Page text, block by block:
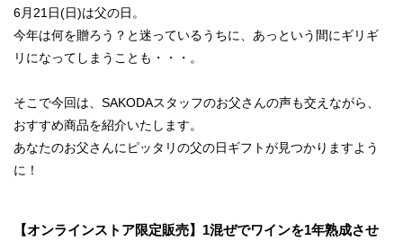
6月21日(日)は父の日。
今年は何を贈ろう？と迷っているうちに、あっという間にギリギ
リになってしまうことも・・・。
そこで今回は、SAKODAスタッフのお父さんの声も交えながら、
おすすめ商品を紹介いたします。
あなたのお父さんにピッタリの父の日ギフトが見つかりますよう
に！
【オンラインストア限定販売】1混ぜでワインを1年熟成させ